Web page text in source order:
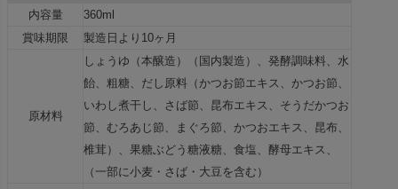
内容量
360ml
賞味期限
製造日より10ヶ月
原材料
しょうゆ（本醸造）（国内製造）、発酵調味料、水
飴、粗糖、だし原料（かつお節エキス、かつお節、
いわし煮干し、さば節、昆布エキス、そうだかつお
節、むろあじ節、まぐろ節、かつおエキス、昆布、
椎茸）、果糖ぶどう糖液糖、食塩、酵母エキス、
（一部に小麦・さば・大豆を含む）